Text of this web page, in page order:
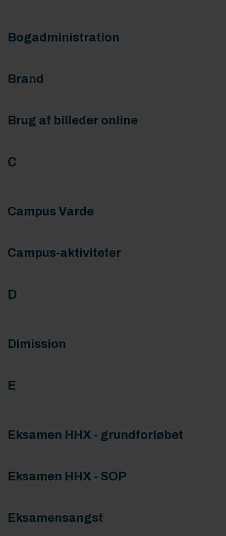
Bogadministration
Brand
Brug af billeder online
C
Campus Varde
Campus-aktiviteter
D
Dimission
E
Eksamen HHX - grundforløbet
Eksamen HHX - SOP
Eksamensangst